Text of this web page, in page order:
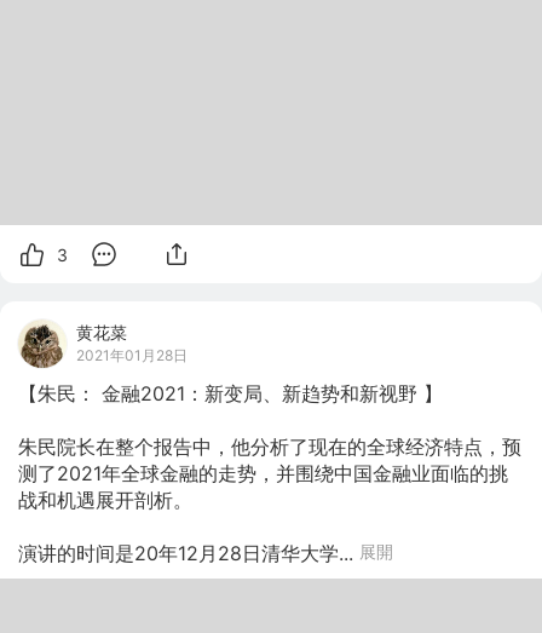
3
黄花菜
2021年01月28日
【朱民： 金融2021：新变局、新趋势和新视野 】
朱民院长在整个报告中，他分析了现在的全球经济特点，预
测了2021年全球金融的走势，并围绕中国金融业面临的挑
战和机遇展开剖析。
演讲的时间是20年12月28日清华大学... 展開